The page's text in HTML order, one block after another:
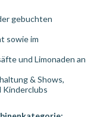
gebuchten
sowie im
und Limonaden an
& Shows,
Kinderclubs